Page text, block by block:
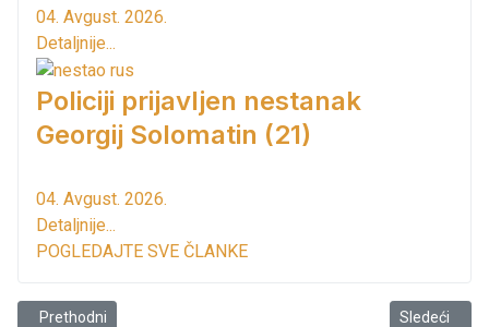
04. Avgust. 2026.
Detaljnije...
Policiji prijavljen nestanak
Georgij Solomatin (21)
04. Avgust. 2026.
Detaljnije...
POGLEDAJTE SVE ČLANKE
Prethodni članak: Alen Efović - dvadeset godina primjer
Prethodni Sledeći
Sledeći